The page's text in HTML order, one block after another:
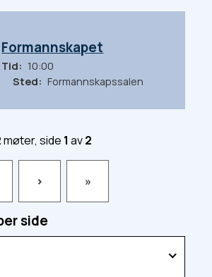
Formannskapet
Tid
10:00
Sted
Formannskapssalen
møter, side 1 av2
› »
side